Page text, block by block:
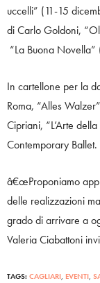
uccelli” (11-15
di Carlo Goldoni,
“La Buona
In cartellone per la
Roma, “Alles
Cipriani, “L’Arte
Contemporary Ballet.
â€œProponiamo
delle realizzazioni
grado di arrivare a
Valeria Ciabattoni
TAGS: CAGLIARI, EVENTI,